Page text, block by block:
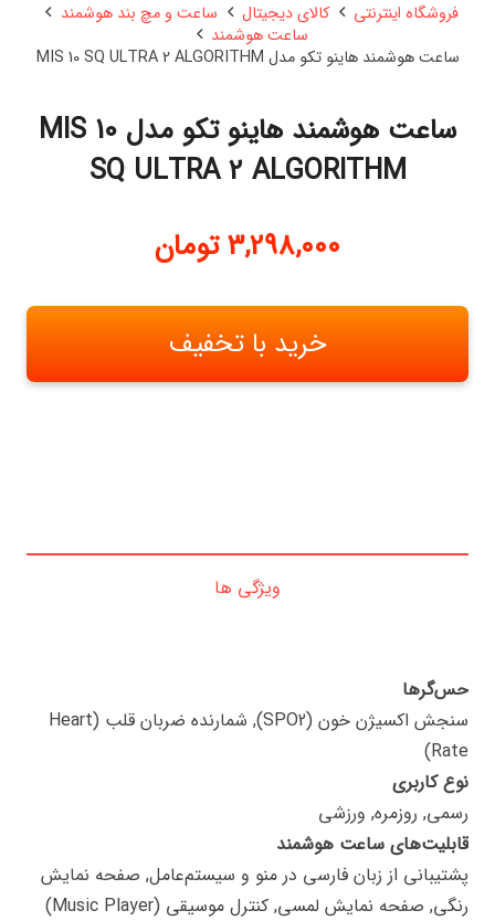
فروشگاه اینترنتی کالای دیجیتال
ساعت و مچ بند هوشمند
ساعت هوشمند
ساعت هوشمند هاینو تکو مدل MIS 10 SQ ULTRA 2 ALGORITHM
ساعت هوشمند هاینو تکو مدل MIS 10
SQ ULTRA 2 ALGORITHM
3,298,000 تومان
خرید با تخفیف
ویژگی ها
حس‌گرها
سنجش اکسیژن خون (SPO2), شمارنده ضربان قلب (Heart
Rate)
نوع کاربری
رسمی, روزمره, ورزشی
قابلیت‌های ساعت هوشمند
پشتیبانی از زبان فارسی در منو و سیستم‌عامل, صفحه نمایش
رنگی, صفحه نمایش لمسی, کنترل موسیقی (Music Player)